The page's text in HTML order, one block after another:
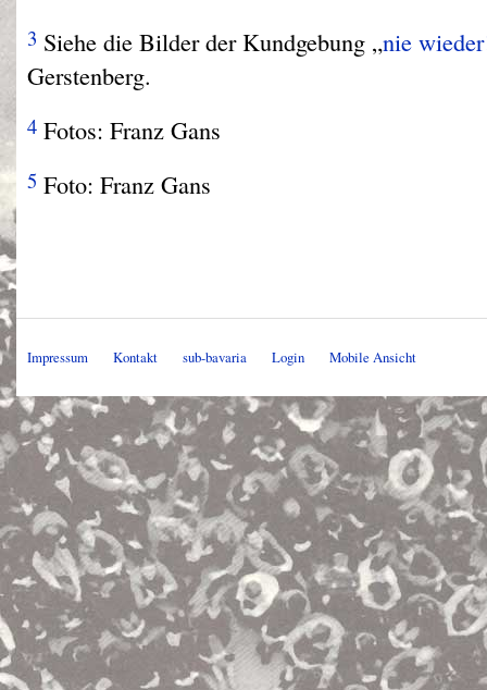
3 Siehe die Bilder der Kundgebung „nie
Gerstenberg.
4 Fotos: Franz Gans
5 Foto: Franz Gans
Impressum Kontakt sub-bavaria Login Mobile Ansicht